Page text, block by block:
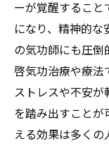
的に優
リット
心身の
物の気
ーが覚醒するこ
になり、精神的
の気功師にも圧
啓気功治療や療法
ストレスや不安
を踏み出すこと
える効果は多くの